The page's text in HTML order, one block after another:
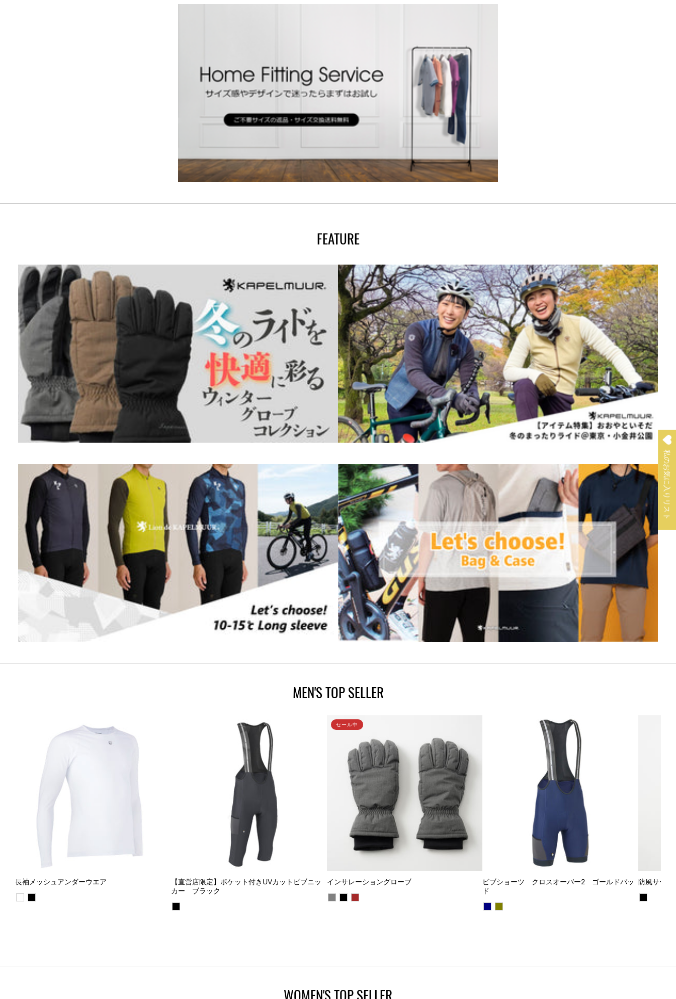
FEATURE
MEN'S TOP SELLER
長袖メッシュアンダーウエア
【直営店限定】ポケット付きUVカットビブニッ
カー ブラック
セール中
インサレーショングローブ
ビブショーツ クロスオーバー2 ゴールドパッ
ド
防風サーモ
私のお気に入りリスト